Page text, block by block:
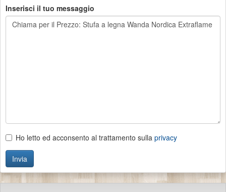
Inserisci il tuo messaggio
Ho letto ed acconsento al trattamento sulla privacy